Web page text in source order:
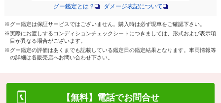
グー鑑定とは？ ダメージ表記について
※グー鑑定は保証サービスではございません。購入時は必ず現車をご確認下さい。
※実際にお渡しするコンディションチェックシートにつきましては、形式および表示項
目が異なる場合がございます。
※グー鑑定の評価はあくまでも記載している鑑定日の鑑定結果となります。車両情報等
の詳細は各販売店へお問い合わせ下さい。
【無料】電話でお問合せ